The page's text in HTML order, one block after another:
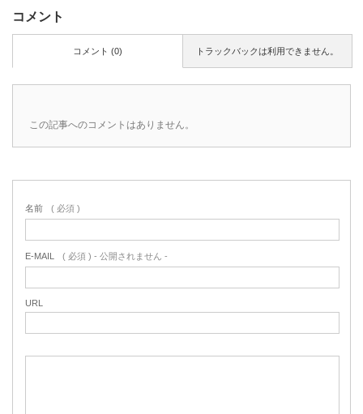
コメント
トラックバックは利用できません。
コメント (0)
この記事へのコメントはありません。
名前 ( 必須 )
E-MAIL ( 必須 ) - 公開されません -
URL